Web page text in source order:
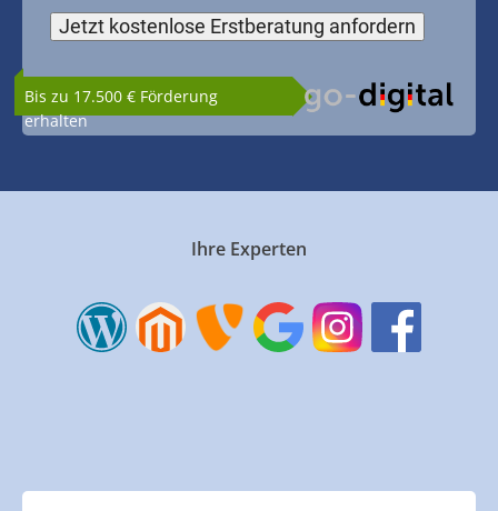
Bis zu 17.500 € Förderung
erhalten
Ihre Experten